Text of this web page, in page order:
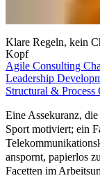
Klare Regeln, kein
Kopf
Agile Consulting
Leadership
Structural & Process
Eine Assekuranz,
Sport motiviert; ein
anspornt, papierlos
Facetten im